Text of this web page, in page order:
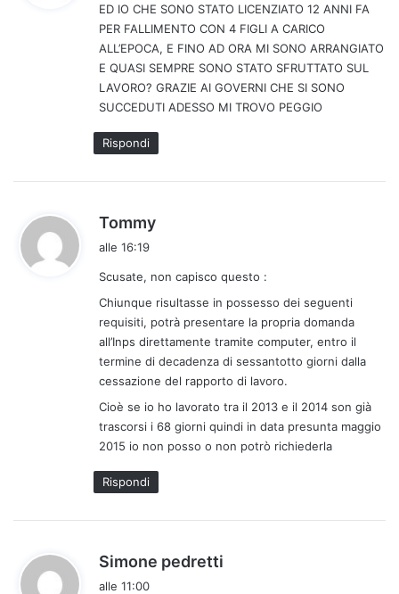
e
t
t
o
:
ED IO CHE SONO STATO LICENZIATO 12 ANNI FA
PER FALLIMENTO CON 4 FIGLI A CARICO
ALL’EPOCA, E FINO AD ORA MI SONO ARRANGIATO
E QUASI SEMPRE SONO STATO SFRUTTATO SUL
LAVORO? GRAZIE AI GOVERNI CHE SI SONO
SUCCEDUTI ADESSO MI TROVO PEGGIO
Rispondi
Tommy
e
t
t
o
:
alle 16:19
Scusate, non capisco questo :
Chiunque risultasse in possesso dei seguenti
requisiti, potrà presentare la propria domanda
all’Inps direttamente tramite computer, entro il
termine di decadenza di sessantotto giorni dalla
cessazione del rapporto di lavoro.
Cioè se io ho lavorato tra il 2013 e il 2014 son già
trascorsi i 68 giorni quindi in data presunta maggio
2015 io non posso o non potrò richiederla
Rispondi
Simone pedretti
alle 11:00